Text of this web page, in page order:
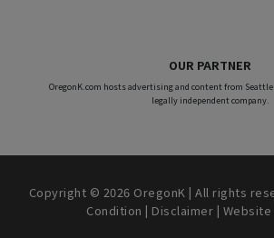
OUR PARTNER
OregonK.com hosts advertising and content from Seattle
legally independent company.
Copyright © 2026 OregonK | All rights
Condition | Disclaimer |